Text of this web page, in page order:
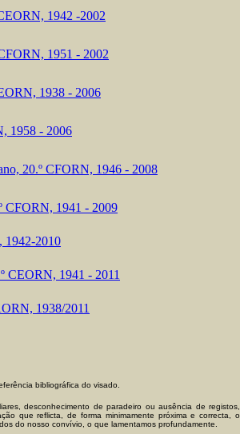
1942 -2002
1951 - 2002
1938 - 2006
1958 - 2006
20.º CFORN, 1946 - 2008
CFORN, 1941 - 2009
1942-2010
CEORN, 1941 - 2011
1938/2011
bibliográfica do visado.
desconhecimento de paradeiro ou ausência de registos,
que reflicta, de forma minimamente próxima e correcta, o
do nosso convívio, o que lamentamos profundamente.